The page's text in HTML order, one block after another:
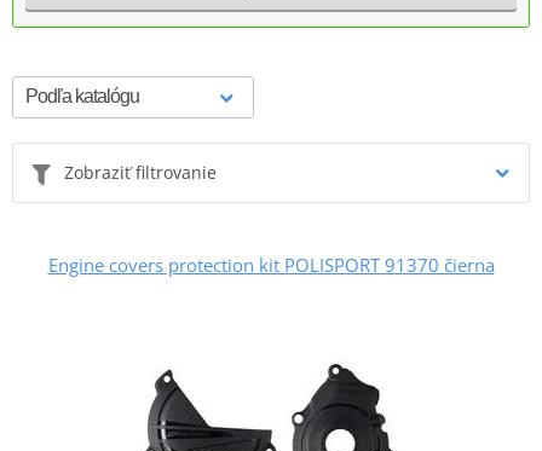
Zobraziť filtrovanie
Engine covers protection kit POLISPORT 91370 čierna